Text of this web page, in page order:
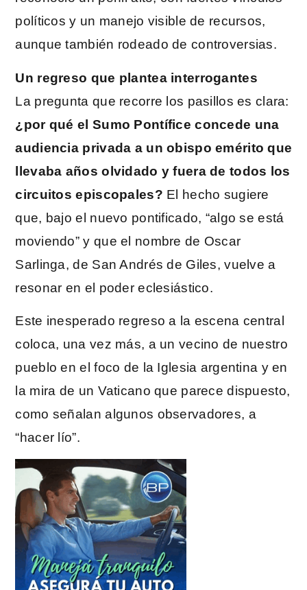
políticos y un manejo visible de recursos,
aunque también rodeado de controversias.
Un regreso que plantea interrogantes
La pregunta que recorre los pasillos es clara:
¿por qué el Sumo Pontífice concede una
audiencia privada a un obispo emérito que
llevaba años olvidado y fuera de todos los
circuitos episcopales? El hecho sugiere
que, bajo el nuevo pontificado, “algo se está
moviendo” y que el nombre de Oscar
Sarlinga, de San Andrés de Giles, vuelve a
resonar en el poder eclesiástico.
Este inesperado regreso a la escena central
coloca, una vez más, a un vecino de nuestro
pueblo en el foco de la Iglesia argentina y en
la mira de un Vaticano que parece dispuesto,
como señalan algunos observadores, a
“hacer lío”.